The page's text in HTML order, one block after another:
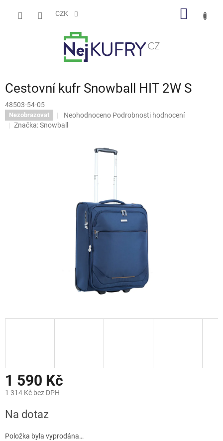
CZK
Cestovní kufr Snowball HIT 2W S
48503-54-05
Nezobrazovat
Průměrné
hodnocení
hvězdiček.
Neohodnoceno Podrobnosti hodnocení
Značka:Snowball
1 590 Kč
1 314 Kč bez DPH
cena:
Na dotaz
Položka byla vyprodána…